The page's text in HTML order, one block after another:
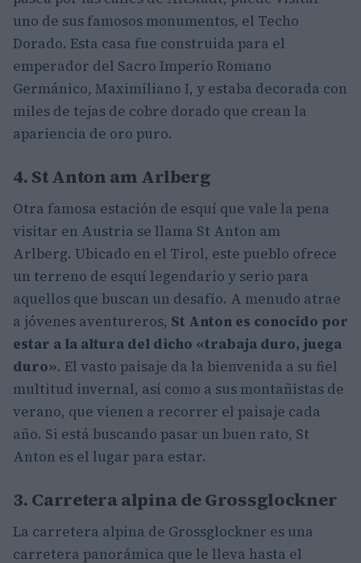
uno de sus famosos monumentos, el Techo
Dorado. Esta casa fue construida para el
emperador del Sacro Imperio Romano
Germánico, Maximiliano I, y estaba decorada con
miles de tejas de cobre dorado que crean la
apariencia de oro puro.
4. St Anton am Arlberg
Otra famosa estación de esquí que vale la pena
visitar en Austria se llama St Anton am
Arlberg. Ubicado en el Tirol, este pueblo ofrece
un terreno de esquí legendario y serio para
aquellos que buscan un desafío. A menudo atrae
a jóvenes aventureros, St Anton es conocido por
estar a la altura del dicho «trabaja duro, juega
duro». El vasto paisaje da la bienvenida a su fiel
multitud invernal, así como a sus montañistas de
verano, que vienen a recorrer el paisaje cada
año. Si está buscando pasar un buen rato, St
Anton es el lugar para estar.
3. Carretera alpina de Grossglockner
La carretera alpina de Grossglockner es una
carretera panorámica que le lleva hasta el